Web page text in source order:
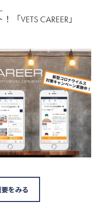
VETS CAREER」
をみる